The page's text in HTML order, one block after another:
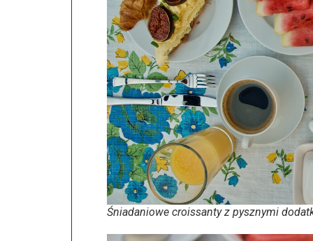
Śniadaniowe croissanty z pysznymi